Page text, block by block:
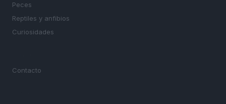
Peces
Reptiles y anfibios
Curiosidades
Contacto